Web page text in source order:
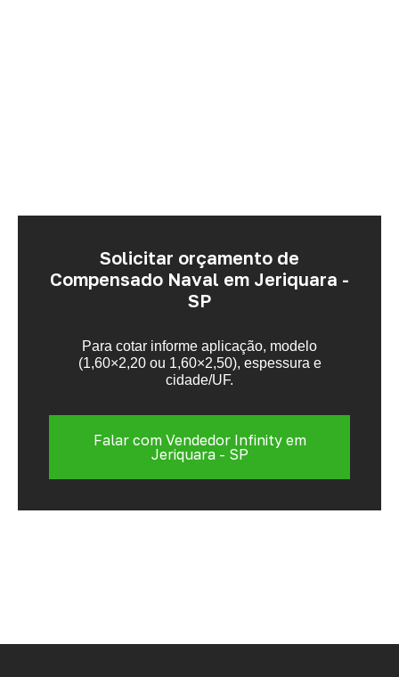
Solicitar orçamento de
Compensado Naval em Jeriquara -
SP
Para cotar informe aplicação, modelo
(1,60×2,20 ou 1,60×2,50), espessura e
cidade/UF.
Falar com Vendedor Infinity em
Jeriquara - SP